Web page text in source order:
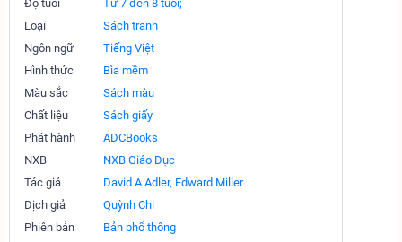
Độ tuổi
Từ 7 đến 8 tuổi;
Loại
Sách tranh
Ngôn ngữ
Tiếng Việt
Hình thức
Bìa mềm
Màu sắc
Sách màu
Chất liệu
Sách giấy
Phát hành
ADCBooks
NXB
NXB Giáo Dục
Tác giả
David A Adler, Edward Miller
Dịch giả
Quỳnh Chi
Phiên bản
Bản phổ thông